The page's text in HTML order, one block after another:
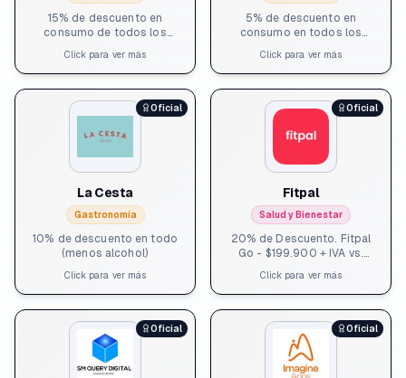
15% de descuento en
consumo de todos los
para domicilios ni es
acumulable con otras
promociones).
Click para ver más
5% de descuento en
consumo en todos los
otras promociones ni a
domicilio): Sede Usaquén:
Cra. 6a # 117-26 Sede Zona
T: Cra. 12a #83-48 Sede
Emprendu Zona T: Cra. 13
#83-19 Sede Quinta
Sede Chapinero: Calle 59 #
Calle 26 # 62 - 47 L. 151 - L.
152 Sede Candelaria:
Diagonal 20a # 0-06 Sede
Aeropuerto El Dorado
Click para ver más
Oficial
La Cesta
Gastronomía
10% de descuento en todo
(menos alcohol)
Click para ver más
Oficial
Fitpal
Salud y Bienestar
20% de Descuento. Fitpal
Go - $199.900 + IVA vs.
Home - $25.900 + IVA vs.
$33.529 + IVA (mes)
Click para ver más
Oficial Oficial